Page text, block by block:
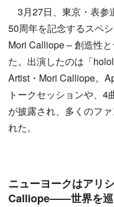
3月27日、東京・表参
50周年を記念するスペ
Mori Calliope – 創造性
た。出演したのは「
Artist・Mori Calliope。
トークセッションや、
が披露され、多くのフ
れた。
ニューヨークはアリ
Calliope——世界を巡